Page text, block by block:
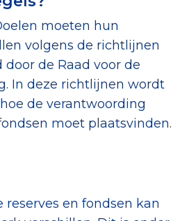
zo geef je veilig
over goede doelen
moeten hun
volgens de richtlijnen
de Raad voor de
In deze richtlijnen wordt
de verantwoording
moet plaatsvinden.
reserves en fondsen kan